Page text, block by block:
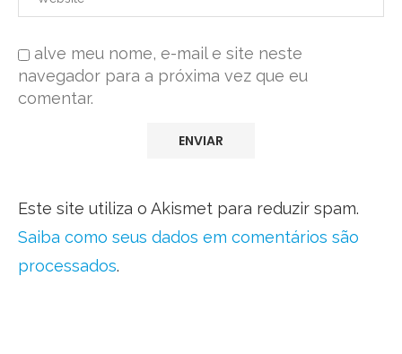
alve meu nome, e-mail e site neste
navegador para a próxima vez que eu
comentar.
Este site utiliza o Akismet para reduzir spam.
Saiba como seus dados em comentários são
processados.